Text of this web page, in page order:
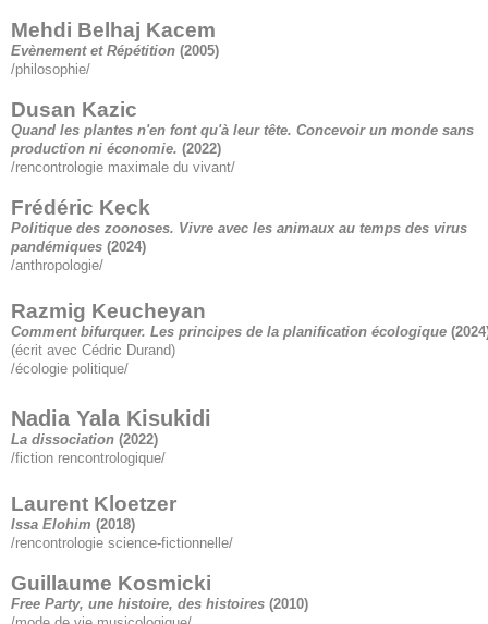
Mehdi Belhaj Kacem
Evènement et Répétition (2005)
/philosophie/
Dusan Kazic
Quand les plantes n'en font qu'à leur tête. Concevoir un monde sans
production ni économie. (2022)
/rencontrologie maximale du vivant/
Frédéric Keck
Politique des zoonoses. Vivre avec les animaux au temps des virus
pandémiques (2024)
/anthropologie/
Razmig Keucheyan
Comment bifurquer. Les principes de la planification écologique
(écrit avec Cédric Durand)
/écologie politique/
Nadia Yala Kisukidi
La dissociation (2022)
/fiction rencontrologique/
Laurent Kloetzer
Issa Elohim (2018)
/rencontrologie science-fictionnelle/
Guillaume Kosmicki
Free Party, une histoire, des histoires (2010)